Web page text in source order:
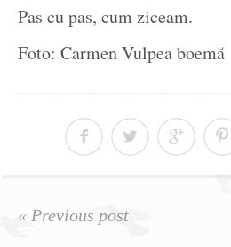
Pas cu pas, cum ziceam.
Foto: Carmen Vulpea boemă
« Previous post